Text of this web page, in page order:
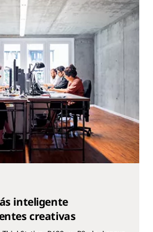
inteligente
creativas